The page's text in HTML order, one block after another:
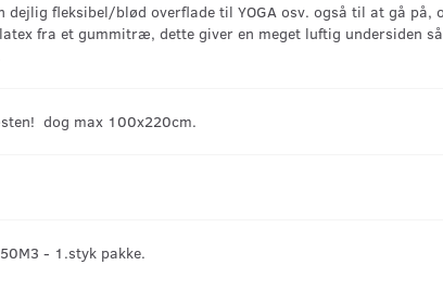
fleksibel/blød overflade til YOGA osv. også til at gå
fra et gummitræ, dette giver en meget luftig undersiden
dog max 100x220cm.
- 1.styk pakke.